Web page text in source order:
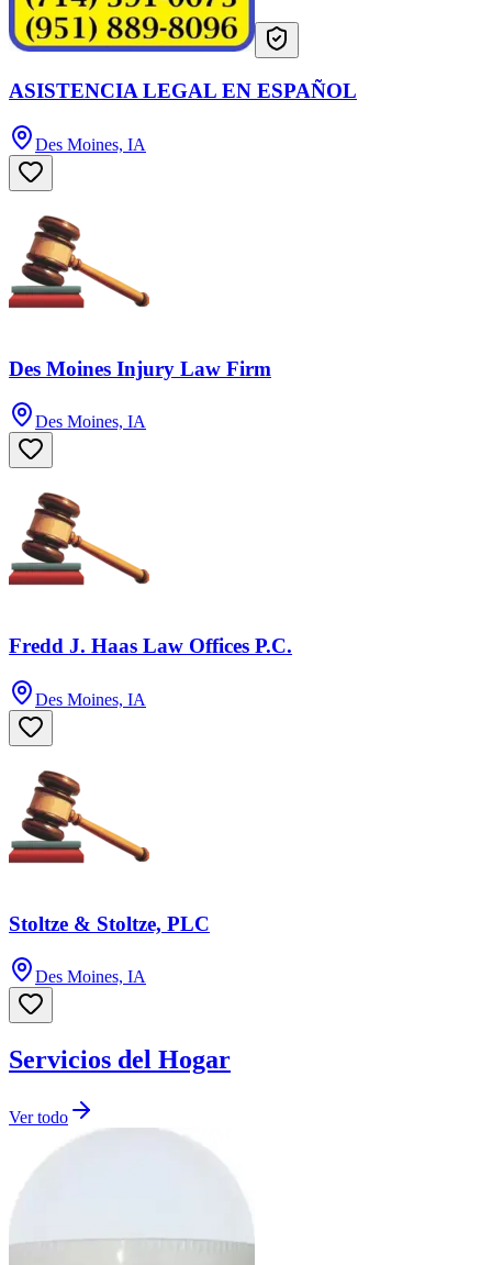
ASISTENCIA LEGAL EN ESPAÑOL
Des Moines, IA
Des Moines Injury Law Firm
Des Moines, IA
Fredd J. Haas Law Offices P.C.
Des Moines, IA
Stoltze & Stoltze, PLC
Des Moines, IA
Servicios del Hogar
Ver todo